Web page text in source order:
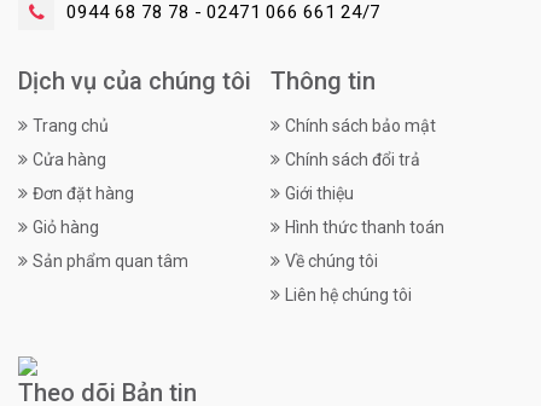
0944 68 78 78 - 02471 066 661 24/7
Dịch vụ của chúng tôi
Trang chủ
Cửa hàng
Đơn đặt hàng
Giỏ hàng
Sản phẩm quan tâm
Thông tin
Chính sách bảo mật
Chính sách đổi trả
Giới thiệu
Hình thức thanh toán
Về chúng tôi
Liên hệ chúng tôi
Theo dõi Bản tin